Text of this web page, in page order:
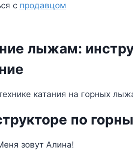
с продавцом
лыжам:
катания на горных
по
зовут Алина!